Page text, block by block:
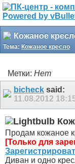
Кожаное
Тема: Кожаное кресло
Метки: Нет
bicheck said:
11.08.2012
Продам кожаное
[Только для
Диван и одно